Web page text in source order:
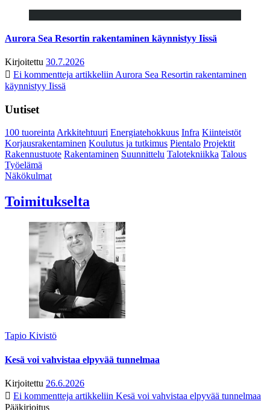
Aurora Sea Resortin rakentaminen käynnistyy Iissä
Kirjoitettu 30.7.2026
Ei kommentteja artikkeliin Aurora Sea Resortin rakentaminen
käynnistyy Iissä
Uutiset
100 tuoreintaArkkitehtuuri Energiatehokkuus Infra Kiinteistöt
Korjausrakentaminen Koulutus ja tutkimus Pientalo Projektit
Rakennustuote Rakentaminen Suunnittelu Talotekniikka Talous
Työelämä
Näkökulmat
Toimitukselta
Tapio Kivistö
Kesä voi vahvistaa elpyvää tunnelmaa
Kirjoitettu 26.6.2026
Ei kommentteja artikkeliin Kesä voi vahvistaa elpyvää tunnelmaa
Pääkirjoitus